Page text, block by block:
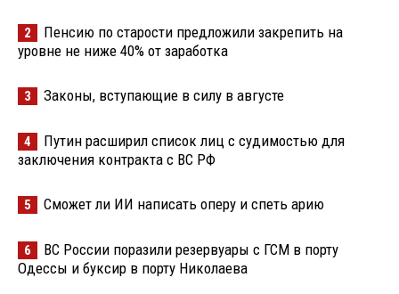
2
Пенсию по старости предложили закрепить на
уровне не ниже 40% от заработка
3 Законы, вступающие в силу в августе
4
Путин расширил список лиц с судимостью для
заключения контракта с ВС РФ
5 Сможет ли ИИ написать оперу и спеть арию
6
ВС России поразили резервуары с ГСМ в порту
Одессы и буксир в порту Николаева